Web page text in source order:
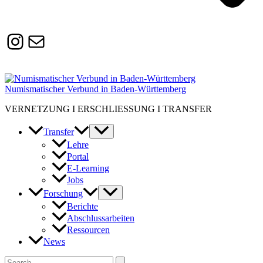
Instagram
Susanne.Boerner@zaw.uni-
heidelberg.de
Numismatischer Verbund in Baden-Württemberg
VERNETZUNG I ERSCHLIESSUNG I TRANSFER
Transfer
Lehre
Portal
E-Learning
Jobs
Forschung
Berichte
Abschlussarbeiten
Ressourcen
News